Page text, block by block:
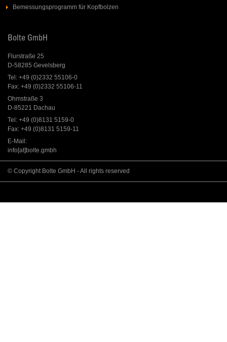
Bemessungsprogramm für Kopfbolzen
Bolte GmbH
Flurstraße 25
D-58285 Gevelsberg
Tel: +49 (0)2332 55106-0
Fax: +49 (0)2332 55106-11
Ohmstraße 3
D-85221 Dachau
Tel: +49 (0)8131 5159-0
Fax: +49 (0)8131 5159-11
E-Mail:
info[at]bolte.gmbh
© Copyright Bolte GmbH - All rights reserved